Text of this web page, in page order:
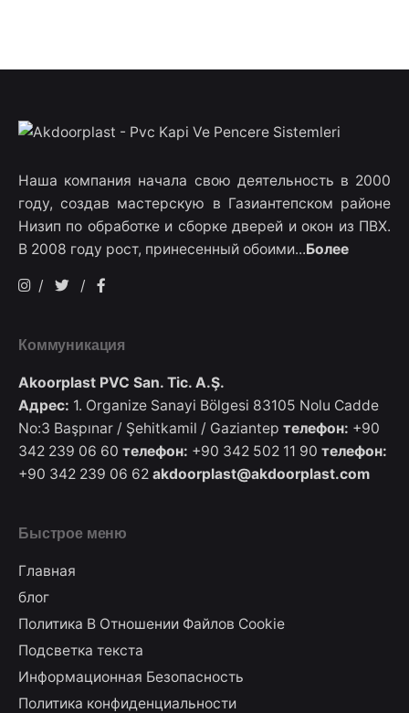
Наша компания начала свою деятельность в 2000
году, создав мастерскую в Газиантепском районе
Низип по обработке и сборке дверей и окон из ПВХ.
В 2008 году рост, принесенный обоими...Более
/ /
Коммуникация
Akoorplast PVC San. Tic. A.Ş.
Адрес: 1. Organize Sanayi Bölgesi 83105 Nolu Cadde
No:3 Başpınar / Şehitkamil / Gaziantep телефон: +90
342 239 06 60 телефон: +90 342 502 11 90 телефон:
+90 342 239 06 62 akdoorplast@akdoorplast.com
Быстрое меню
Главная
блог
Политика В Отношении Файлов Cookie
Подсветка текста
Информационная Безопасность
Политика конфиденциальности